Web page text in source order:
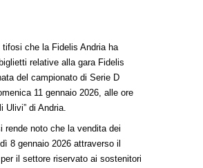
che la Fidelis Andria ha
relative alla gara Fidelis
del campionato di Serie D
11 gennaio 2026, alle ore
Ulivi” di Andria.
rende noto che la vendita dei
8 gennaio 2026 attraverso il
il settore riservato ai sostenitori